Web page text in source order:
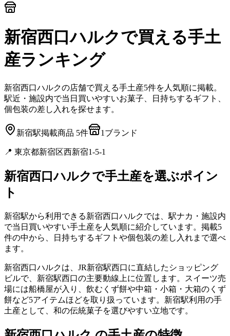
新宿西口ハルクで買える手土
産ランキング
新宿西口ハルクの店舗で買える手土産5件を人気順に掲載。
駅近・施設内で当日買いやすいお菓子、日持ちするギフト、
個包装の差し入れを探せます。
新宿駅掲載商品 5件 1 ブランド
📍 東京都新宿区西新宿1-5-1
新宿西口ハルクで手土産を選ぶポイン
ト
新宿駅から利用できる新宿西口ハルクでは、駅ナカ・施設内
で当日買いやすい手土産を人気順に紹介しています。掲載5
件の中から、日持ちするギフトや個包装の差し入れまで選べ
ます。
新宿西口ハルクは、JR新宿駅西口に直結したショッピング
ビルで、新宿駅西口の主要動線上に位置します。スイーツ売
場には船橋屋が入り、飲むくず餅や中箱・小箱・大箱のくず
餅など5アイテムほどを取り扱っています。新宿駅利用の手
土産として、和の伝統菓子を選びやすい立地です。